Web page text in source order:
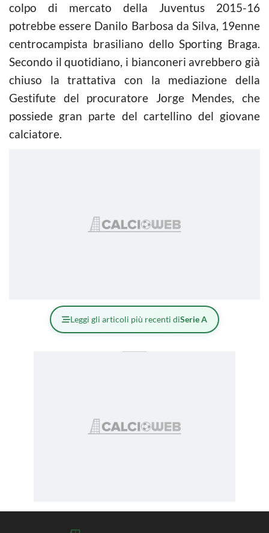
colpo di mercato della Juventus 2015-16
potrebbe essere Danilo Barbosa da Silva, 19enne
centrocampista brasiliano dello Sporting Braga.
Secondo il quotidiano, i bianconeri avrebbero già
chiuso la trattativa con la mediazione della
Gestifute del procuratore Jorge Mendes, che
possiede gran parte del cartellino del giovane
calciatore.
Leggi gli articoli più recenti diSerie A